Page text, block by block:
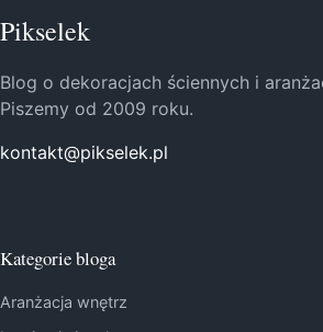
Pikselek
Blog o dekoracjach ściennych i
Piszemy od 2009 roku.
kontakt@pikselek.pl
Kategorie bloga
Aranżacja wnętrz